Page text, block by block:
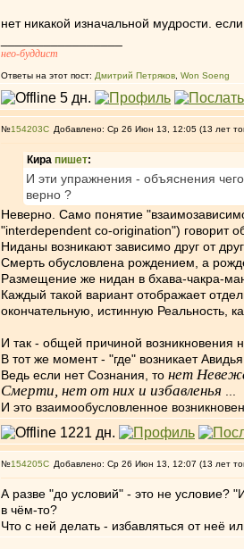
нет никакой изначальной мудрости.
нео-буддист
Ответы на этот пост: Дмитрий Петряков Won Soeng
№154203 Добавлено: Ср 26 Июн 13, 12:05 (13 лет
Кира пишет:
И эти упражнения - объяснения
верно ?
Неверно. Само понятие
"interdependent co-origination") говорит
Ниданы возникают зависимо друг от
Смерть обусловлена рождением, а
Размещение же нидан в бхава-чакра-
Каждый такой вариант отображает
окончательную, истинную Реальность,
И так - общей причиной возникновения
В тот же момент - "где" возникает
Ведь если нет Сознания, то нет
Смерти, нет от них и избавленья
И это взаимообусловленное
№154205 Добавлено: Ср 26 Июн 13, 12:07 (13 лет
А разве "до условий" - это не условие?
в чём-то?
Что с ней делать - избавляться от неё